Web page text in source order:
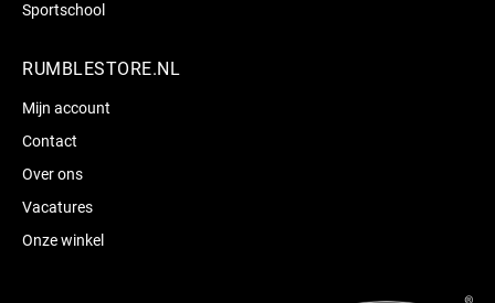
Sportschool
RUMBLESTORE.NL
Mijn account
Contact
Over ons
Vacatures
Onze winkel